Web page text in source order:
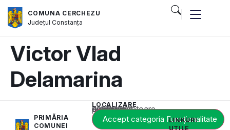
COMUNA CERCHEZU
JudețulConstanța
Victor Vlad
Delamarina
PRIMĂRIA
COMUNEI
LOCALIZARE
Acest conținut este blocat până când acceptați categoria corespunzătoare de cookie-uri.
Accept categoria Funcționalitate
LINKURI
UTILE